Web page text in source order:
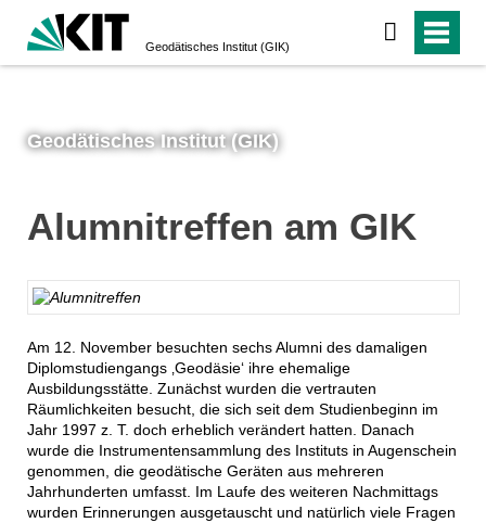
Geodätisches Institut (GIK)
Geodätisches Institut (GIK)
Alumnitreffen am GIK
Am 12. November besuchten sechs Alumni des damaligen
Diplomstudiengangs ‚Geodäsie‘ ihre ehemalige
Ausbildungsstätte. Zunächst wurden die vertrauten
Räumlichkeiten besucht, die sich seit dem Studienbeginn im
Jahr 1997 z. T. doch erheblich verändert hatten. Danach
wurde die Instrumentensammlung des Instituts in Augenschein
genommen, die geodätische Geräten aus mehreren
Jahrhunderten umfasst. Im Laufe des weiteren Nachmittags
wurden Erinnerungen ausgetauscht und natürlich viele Fragen